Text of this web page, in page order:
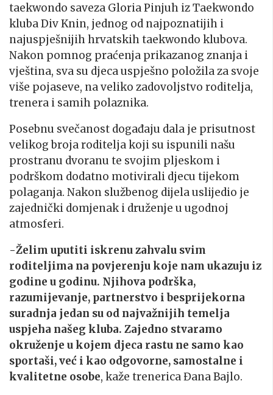
taekwondo saveza Gloria Pinjuh iz Taekwondo
kluba Div Knin, jednog od najpoznatijih i
najuspješnijih hrvatskih taekwondo klubova.
Nakon pomnog praćenja prikazanog znanja i
vještina, sva su djeca uspješno položila za svoje
više pojaseve, na veliko zadovoljstvo roditelja,
trenera i samih polaznika.
Posebnu svečanost događaju dala je prisutnost
velikog broja roditelja koji su ispunili našu
prostranu dvoranu te svojim pljeskom i
podrškom dodatno motivirali djecu tijekom
polaganja. Nakon službenog dijela uslijedio je
zajednički domjenak i druženje u ugodnoj
atmosferi.
-Želim uputiti iskrenu zahvalu svim
roditeljima na povjerenju koje nam ukazuju iz
godine u godinu. Njihova podrška,
razumijevanje, partnerstvo i besprijekorna
suradnja jedan su od najvažnijih temelja
uspjeha našeg kluba. Zajedno stvaramo
okruženje u kojem djeca rastu ne samo kao
sportaši, već i kao odgovorne, samostalne i
kvalitetne osobe, kaže trenerica Đana Bajlo.